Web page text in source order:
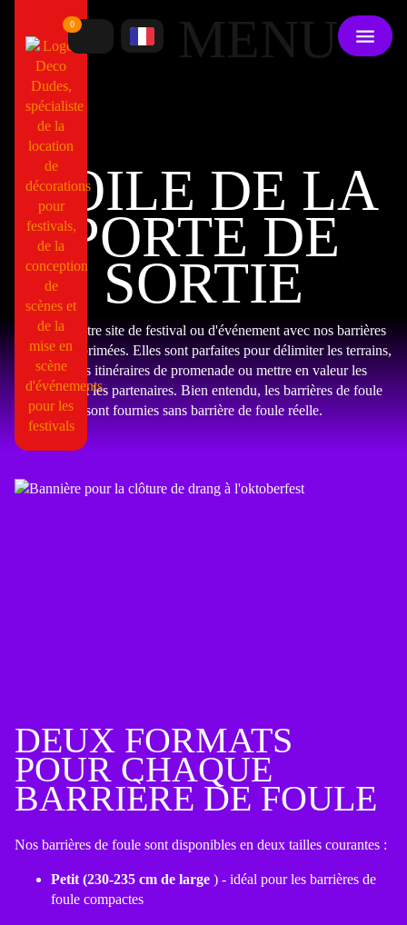
0 MENU
TOILE DE LA
PORTE DE
SORTIE
Habillez votre site de festival ou d'événement avec nos barrières
de foule imprimées. Elles sont parfaites pour délimiter les terrains,
créer des itinéraires de promenade ou mettre en valeur les
sponsors et les partenaires. Bien entendu, les barrières de foule
sont fournies sans barrière de foule réelle.
DEUX FORMATS
POUR CHAQUE
BARRIÈRE DE FOULE
Nos barrières de foule sont disponibles en deux tailles courantes :
Petit (230-235 cm de large ) - idéal pour les barrières de
foule compactes